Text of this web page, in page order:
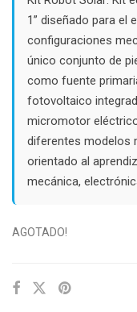
1” diseñado para el
configuraciones
único conjunto de
como fuente
fotovoltaico
micromotor
diferentes modelos
orientado al
mecánica,
AGOTADO!